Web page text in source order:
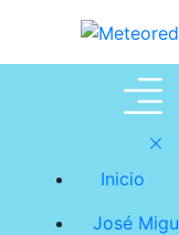
Inicio
José